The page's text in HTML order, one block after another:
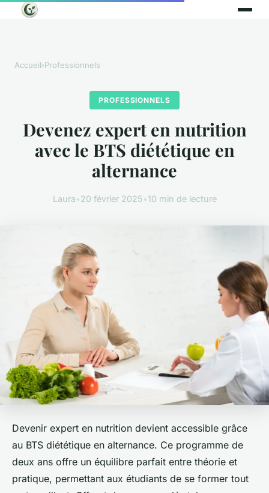
Accueil›Professionnels
PROFESSIONNELS
Devenez expert en nutrition
avec le BTS diététique en
alternance
Laura•20 février 2025•10 min de lecture
Devenir expert en nutrition devient accessible grâce
au BTS diététique en alternance. Ce programme de
deux ans offre un équilibre parfait entre théorie et
pratique, permettant aux étudiants de se former tout